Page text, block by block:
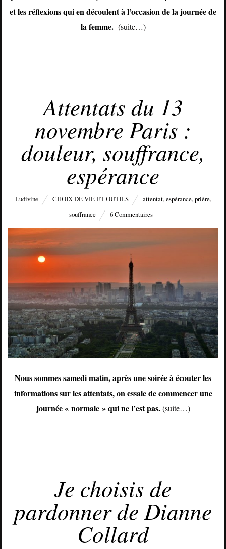
et les réflexions qui en découlent à l’occasion de la journée de
la femme. (suite…)
Attentats du 13
novembre Paris :
douleur, souffrance,
espérance
Ludivine CHOIX DE VIE ET OUTILS attentat,espérance,prière,
souffrance
6 Commentaires
Nous sommes samedi matin, après une soirée à écouter les
informations sur les attentats, on essaie de commencer une
journée « normale » qui ne l’est pas. (suite…)
Je choisis de
pardonner de Dianne
Collard